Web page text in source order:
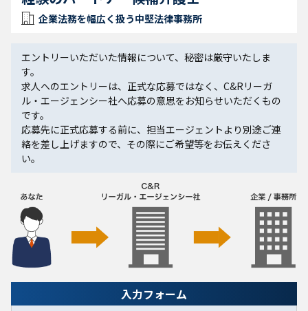
企業法務を幅広く扱う中堅法律事務所
エントリーいただいた情報について、秘密は厳守いたしま
す。
求人へのエントリーは、正式な応募ではなく、C&Rリーガ
ル・エージェンシー社へ応募の意思をお知らせいただくもの
です。
応募先に正式応募する前に、担当エージェントより別途ご連
絡を差し上げますので、その際にご希望等をお伝えくださ
い。
入力フォーム